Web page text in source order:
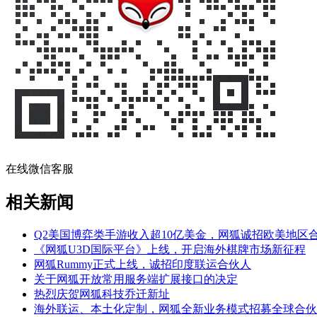
在线微信客服
相关新闻
Q2美国博弈类手游收入超10亿美金，网狐诚招欧美地区
《网狐U3D国际平台》上线，开启海外棋牌市场新征程
网狐Rummy正式上线，诚招印度联运合伙人
关于网狐开放常用服务端扩展接口的决定
热烈庆贺网狐科技乔迁新址
海外联运、本土化定制，网狐全新业务模式招募全球合伙